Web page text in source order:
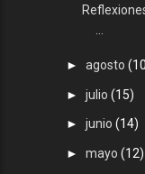
►agosto
►julio(15)
►junio(14)
►mayo(12)